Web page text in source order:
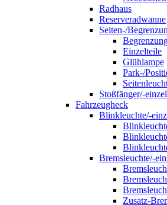
Radhaus
Reserveradwanne
Seiten-/
Einzelteile
Glühlampe
Park-/
Stoßfänger/-
Fahrzeugheck
Blinkleuchte/-
Bremsleuchte/-
Zusatz-